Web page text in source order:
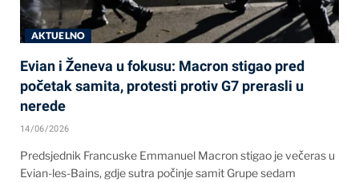
AKTUELNO
Evian i Ženeva u fokusu: Macron stigao pred
početak samita, protesti protiv G7 prerasli u
nerede
14/06/2026
Predsjednik Francuske Emmanuel Macron stigao je večeras u
Evian-les-Bains, gdje sutra počinje samit Grupe sedam